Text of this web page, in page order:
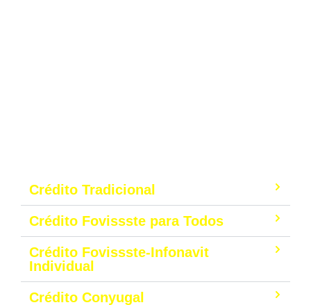
Crédito Tradicional
Crédito Fovissste para Todos
Crédito Fovissste-Infonavit
Individual
Crédito Conyugal